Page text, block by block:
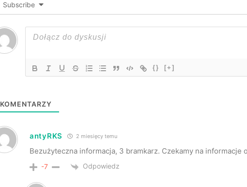
Subscribe
{} [+]
KOMENTARZY
antyRKS 2 miesięcy temu
Bezużyteczna informacja, 3 bramkarz. Czekamy na informacje
-7 Odpowiedz